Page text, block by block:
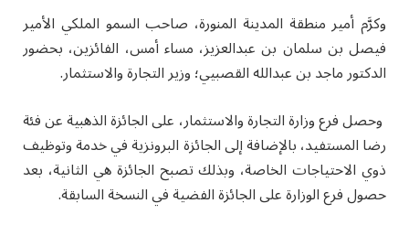
وكرَّم أمير منطقة المدينة المنورة، صاحب السمو الملكي الأمير
فيصل بن سلمان بن عبدالعزيز، مساء أمس، الفائزين، بحضور
الدكتور ماجد بن عبدالله القصبيي؛ وزير التجارة والاستثمار.
وحصل فرع وزارة التجارة والاستثمار، على الجائزة الذهبية عن فئة
رضا المستفيد، بالإضافة إلى الجائزة البرونزية في خدمة وتوظيف
ذوي الاحتياجات الخاصة، وبذلك تصبح الجائزة هي الثانية، بعد
حصول فرع الوزارة على الجائزة الفضية في النسخة السابقة.